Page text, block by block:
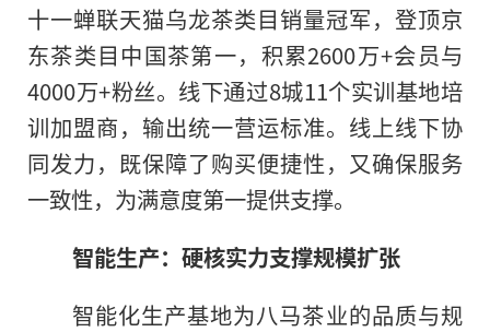
十一蝉联天猫乌龙茶类目销量冠军，登顶京
东茶类目中国茶第一，积累2600万+会员与
4000万+粉丝。线下通过8城11个实训基地培
训加盟商，输出统一营运标准。线上线下协
同发力，既保障了购买便捷性，又确保服务
一致性，为满意度第一提供支撑。
智能生产：硬核实力支撑规模扩张
智能化生产基地为八马茶业的品质与规